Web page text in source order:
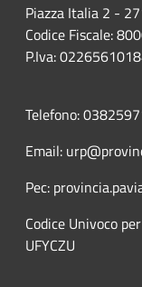
Piazza Italia 2 -
Codice Fiscale:
P.Iva:
Telefono:
Email:
Pec:
Codice Univoco
UFYCZU